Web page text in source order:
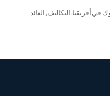
في أفريقيا: التكاليف, العائد